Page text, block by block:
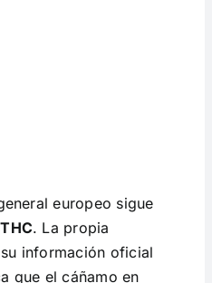
europeo sigue
. La propia
información oficial
que el cáñamo en